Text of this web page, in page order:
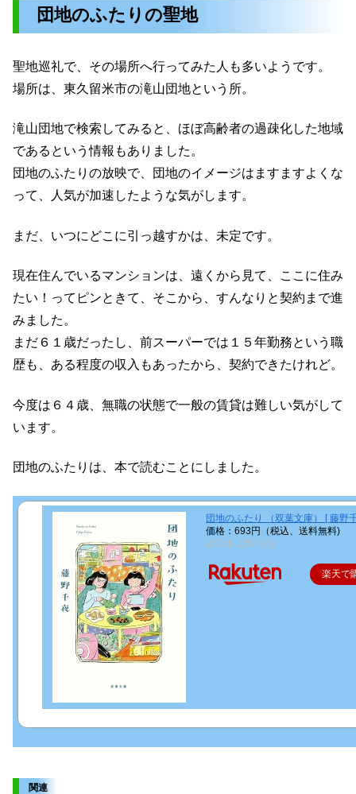
団地のふたりの聖地
聖地巡礼で、その場所へ行ってみた人も多いようです。
場所は、東久留米市の滝山団地という所。
滝山団地で検索してみると、ほぼ高齢者の過疎化した地域
であるという情報もありました。
団地のふたりの放映で、団地のイメージはますますよくな
って、人気が加速したような気がします。
まだ、いつにどこに引っ越すかは、未定です。
現在住んでいるマンションは、遠くから見て、ここに住み
たい！ってピンときて、そこから、すんなりと契約まで進
みました。
まだ６１歳だったし、前スーパーでは１５年勤務という職
歴も、ある程度の収入もあったから、契約できたけれど。
今度は６４歳、無職の状態で一般の賃貸は難しい気がして
います。
団地のふたりは、本で読むことにしました。
団地のふたり （双葉文庫） [ 藤野
価格：693円（税込、送料無料)
(2024/12/5時点)
楽天で
関連